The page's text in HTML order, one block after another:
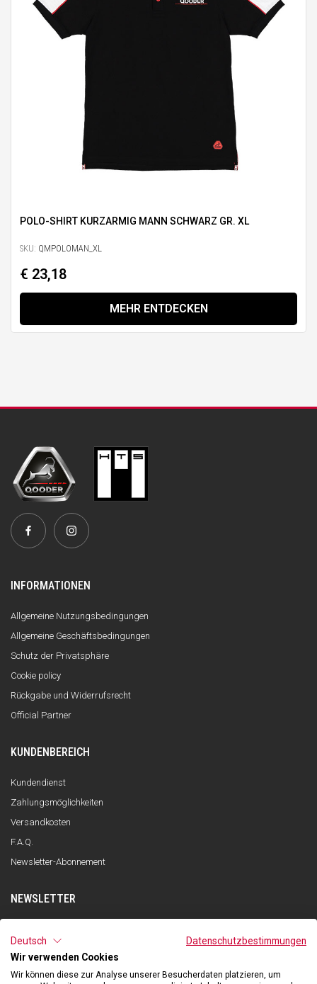
POLO-SHIRT KURZARMIG MANN SCHWARZ GR. XL
SKU: QMPOLOMAN_XL
€ 23,18
MEHR ENTDECKEN
INFORMATIONEN
Allgemeine Nutzungsbedingungen
Allgemeine Geschäftsbedingungen
Schutz der Privatsphäre
Cookie policy
Rückgabe und Widerrufsrecht
Official Partner
KUNDENBEREICH
Kundendienst
Zahlungsmöglichkeiten
Versandkosten
F.A.Q.
Newsletter-Abonnement
NEWSLETTER
ANMELDEN
Ich habe die Datenschutzerklärung gelesen und verstanden und stimme
Newsletter-Empfangs durch Qooder gemäß den Angaben in der
Deutsch
Datenschutzbestimmungen
Wir verwenden Cookies
Wir können diese zur Analyse unserer Besucherdaten platzieren, um